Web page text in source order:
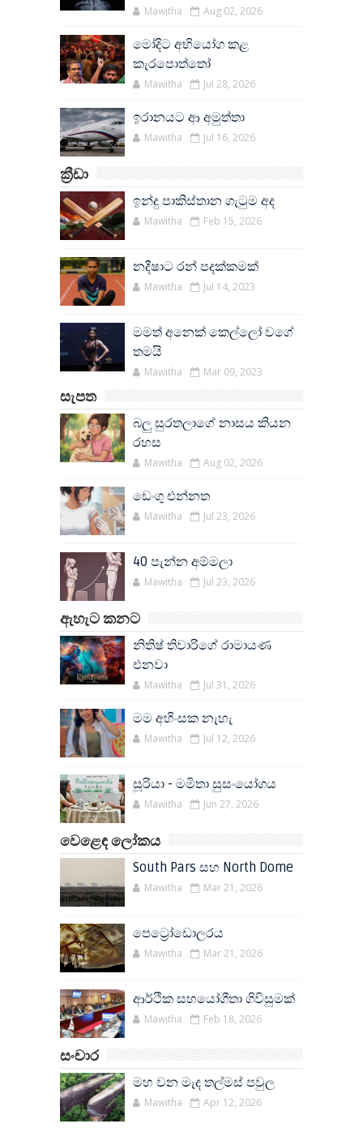
Mawitha Aug 02, 2026
මෝදිට අභියෝග කළ
කැරපොත්තෝ
Mawitha Jul 28, 2026
ඉරානයට ආ අමුත්තා
Mawitha Jul 16, 2026
ක්‍රීඩා
ඉන්දු පාකිස්තාන ගැටුම අද
Mawitha Feb 15, 2026
නදීෂාට රන් පදක්කමක්
Mawitha Jul 14, 2023
මමත් අනෙක් කෙල්ලෝ වගේ
තමයි
Mawitha Mar 09, 2023
සැපත
බලු සුරතලාගේ නාසය කියන
රහස
Mawitha Aug 02, 2026
ඩෙංගු එන්නත
Mawitha Jul 23, 2026
40 පැන්න අම්මලා
Mawitha Jul 23, 2026
ඇහැට කනට
නිතිෂ් තිවාරිගේ රාමායණ
එනවා
Mawitha Jul 31, 2026
මම අහිංසක නැහැ
Mawitha Jul 12, 2026
සූරියා - මමිතා සුසංයෝගය
Mawitha Jun 27, 2026
වෙළෙඳ ලෝකය
South Pars සහ North Dome
Mawitha Mar 21, 2026
පෙට්‍රෝඩොලරය
Mawitha Mar 21, 2026
ආර්ථික සහයෝගීතා ගිවිසුමක්
Mawitha Feb 18, 2026
සංචාර
මහ වන මැද තල්මස් පවුල
Mawitha Apr 12, 2026